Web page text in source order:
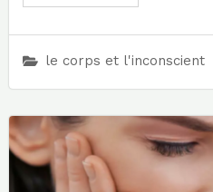
le corps et l'inconscient